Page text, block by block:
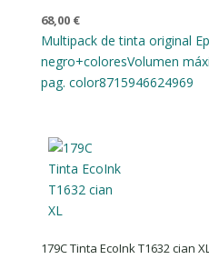
68,00 €
Multipack de tinta original
negro+coloresVolumen
pag. color8715946624969
179C Tinta EcoInk T1632 cian